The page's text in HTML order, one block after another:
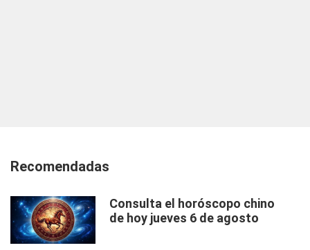
Recomendadas
Consulta el horóscopo chino
de hoy jueves 6 de agosto